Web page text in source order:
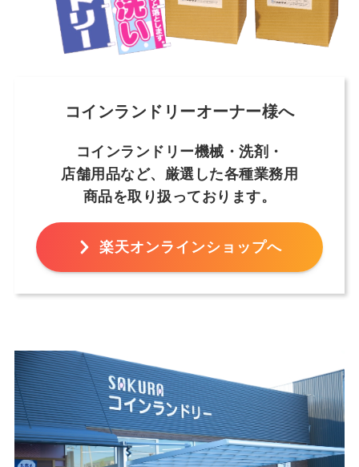
コインランドリーオーナー様へ
コインランドリー機械・洗剤・
店舗用品など、 厳選した各種業務用
商品を取り扱っております。
楽天オンラインショップへ